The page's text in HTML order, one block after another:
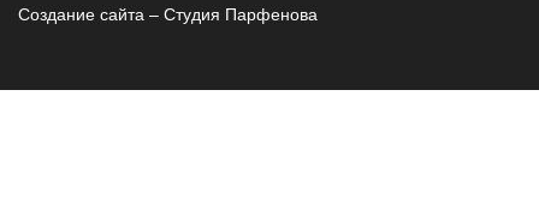
Создание сайта – Cтудия Парфенова